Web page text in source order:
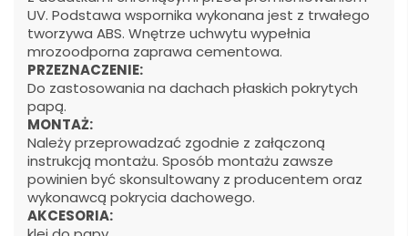
UV. Podstawa wspornika wykonana jest z trwałego
tworzywa ABS. Wnętrze uchwytu wypełnia
mrozoodporna zaprawa cementowa.
PRZEZNACZENIE:
Do zastosowania na dachach płaskich pokrytych
papą.
MONTAŻ:
Należy przeprowadzać zgodnie z załączoną
instrukcją montażu. Sposób montażu zawsze
powinien być skonsultowany z producentem oraz
wykonawcą pokrycia dachowego.
AKCESORIA: